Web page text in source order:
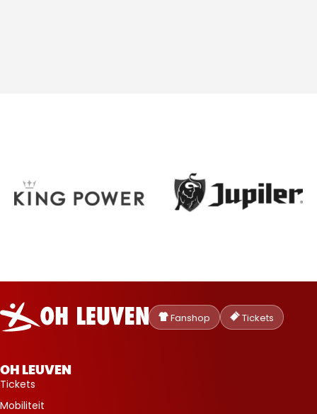
Oud-
Heverlee
Leuven
Fanshop Tickets
OH LEUVEN
Tickets
Mobiliteit